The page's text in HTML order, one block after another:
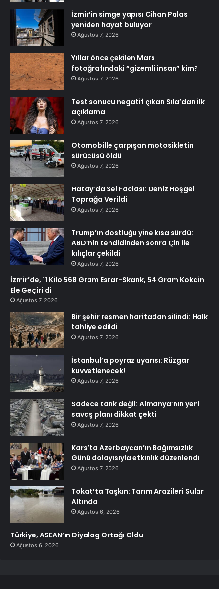
İzmir’in simge yapısı Cihan Palas
yeniden hayat buluyor
Ağustos 7, 2026
Yıllar önce çekilen Mars
fotoğrafındaki “gizemli insan” kim?
Ağustos 7, 2026
Test sonucu negatif çıkan Sıla’dan ilk
açıklama
Ağustos 7, 2026
Otomobille çarpışan motosikletin
sürücüsü öldü
Ağustos 7, 2026
Hatay’da Sel Faciası: Deniz Hoşgel
Toprağa Verildi
Ağustos 7, 2026
Trump’ın dostluğu yine kısa sürdü:
ABD’nin tehdidinden sonra Çin ile
kılıçlar çekildi
Ağustos 7, 2026
İzmir’de, 11 Kilo 568 Gram Esrar-Skank, 54 Gram Kokain
Ele Geçirildi
Ağustos 7, 2026
Bir şehir resmen haritadan silindi: Halk
tahliye edildi
Ağustos 7, 2026
İstanbul’a poyraz uyarısı: Rüzgar
kuvvetlenecek!
Ağustos 7, 2026
Sadece tank değil: Almanya’nın yeni
savaş planı dikkat çekti
Ağustos 7, 2026
Kars’ta Azerbaycan’ın Bağımsızlık
Günü dolayısıyla etkinlik düzenlendi
Ağustos 7, 2026
Tokat’ta Taşkın: Tarım Arazileri Sular
Altında
Ağustos 6, 2026
Türkiye, ASEAN’ın Diyalog Ortağı Oldu
Ağustos 6, 2026